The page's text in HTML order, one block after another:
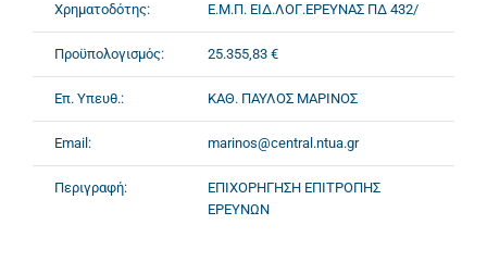
Χρηματοδότης: Ε.Μ.Π. ΕΙΔ.ΛΟΓ.ΕΡΕΥΝΑΣ ΠΔ 432/
Προϋπολογισμός: 25.355,83 €
Επ. Υπευθ.: ΚΑΘ. ΠΑΥΛΟΣ ΜΑΡΙΝΟΣ
Email: marinos@central.ntua.gr
Περιγραφή:
ΕΠΙΧΟΡΗΓΗΣΗ ΕΠΙΤΡΟΠΗΣ
ΕΡΕΥΝΩΝ